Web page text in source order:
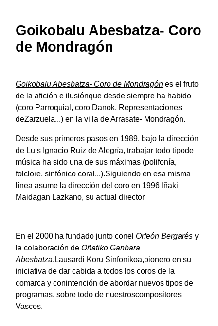
Goikobalu Abesbatza- Coro
de Mondragón
Goikobalu Abesbatza- Coro de Mondragón es el fruto
de la afición e ilusiónque desde siempre ha habido
(coro Parroquial, coro Danok, Representaciones
deZarzuela...) en la villa de Arrasate- Mondragón.
Desde sus primeros pasos en 1989, bajo la dirección
de Luis Ignacio Ruiz de Alegría, trabajar todo tipode
música ha sido una de sus máximas (polifonía,
folclore, sinfónico coral...).Siguiendo en esa misma
línea asume la dirección del coro en 1996 Iñaki
Maidagan Lazkano, su actual director.
En el 2000 ha fundado junto conel Orfeón Bergarés y
la colaboración de Oñatiko Ganbara
Abesbatza, Lausardi Koru Sinfonikoa,pionero en su
iniciativa de dar cabida a todos los coros de la
comarca y conintención de abordar nuevos tipos de
programas, sobre todo de nuestroscompositores
Vascos.